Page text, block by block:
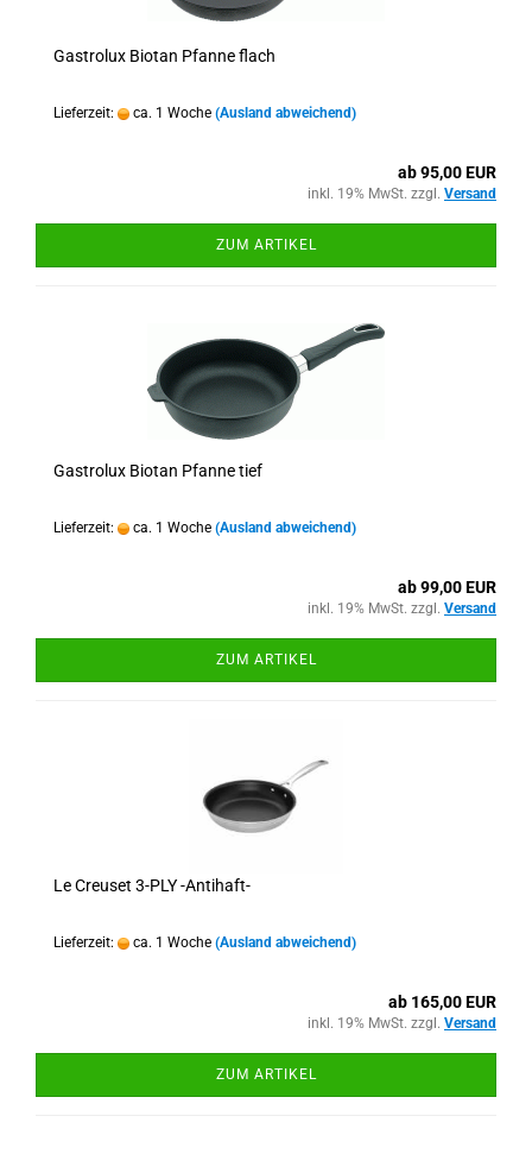
Gastrolux Biotan Pfanne flach
Lieferzeit: ca. 1 Woche (Ausland abweichend)
ab 95,00 EUR
inkl. 19% MwSt. zzgl. Versand
ZUM ARTIKEL
Gastrolux Biotan Pfanne tief
Lieferzeit: ca. 1 Woche (Ausland abweichend)
ab 99,00 EUR
inkl. 19% MwSt. zzgl. Versand
ZUM ARTIKEL
Le Creuset 3-PLY -Antihaft-
Lieferzeit: ca. 1 Woche (Ausland abweichend)
ab 165,00 EUR
inkl. 19% MwSt. zzgl. Versand
ZUM ARTIKEL